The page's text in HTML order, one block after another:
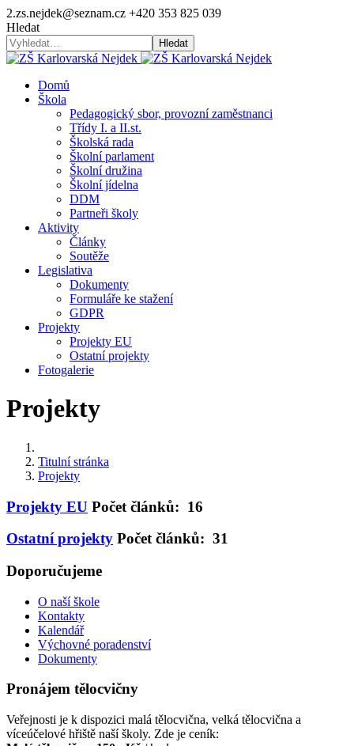
2.zs.nejdek@seznam.cz +420 353 825 039
Hledat
Hledat
Domů
Škola
Pedagogický sbor, provozní zaměstnanci
Třídy I. a II.st.
Školská rada
Školní parlament
Školní družina
Školní jídelna
DDM
Partneři školy
Aktivity
Články
Soutěže
Legislativa
Dokumenty
Formuláře ke stažení
GDPR
Projekty
Projekty EU
Ostatní projekty
Fotogalerie
Projekty
Titulní stránka
Projekty
Projekty EU Počet článků: 16
Ostatní projekty Počet článků: 31
Doporučujeme
O naší škole
Kontakty
Kalendář
Výchovné poradenství
Dokumenty
Pronájem tělocvičny
Veřejnosti je k dispozici malá tělocvična, velká tělocvična a
víceúčelové hřiště naší školy. Zde je ceník: